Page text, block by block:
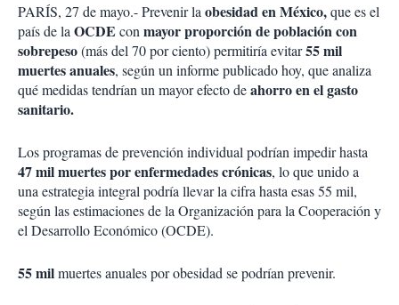
PARÍS, 27 de mayo.- Prevenir laobesidad en México,que es el
país de laOCDE conmayor proporción de población con
sobrepeso(más del 70 por ciento) permitiría evitar55 mil
muertes anuales, según un informe publicado hoy, que analiza
qué medidas tendrían un mayor efecto deahorro en el gasto
sanitario.
Los programas de prevención individual podrían impedir hasta
47 mil muertes por enfermedades crónicas, lo que unido a
una estrategia integral podría llevar la cifra hasta esas 55 mil,
según las estimaciones de la Organización para la Cooperación y
el Desarrollo Económico (OCDE).
55 milmuertes anuales por obesidad se podrían prevenir.